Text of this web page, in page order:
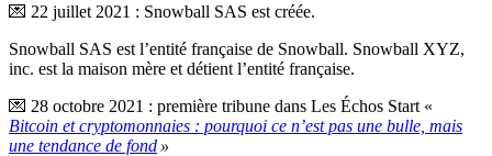
💌 22 juillet 2021 : Snowball SAS est créée.
Snowball SAS est l’entité française de Snowball. Snowball XYZ,
inc. est la maison mère et détient l’entité française.
💌 28 octobre 2021 : première tribune dans Les Échos Start «
Bitcoin et cryptomonnaies : pourquoi ce n’est pas une bulle, mais
une tendance de fond »